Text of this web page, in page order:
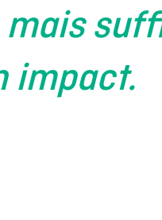
impact.